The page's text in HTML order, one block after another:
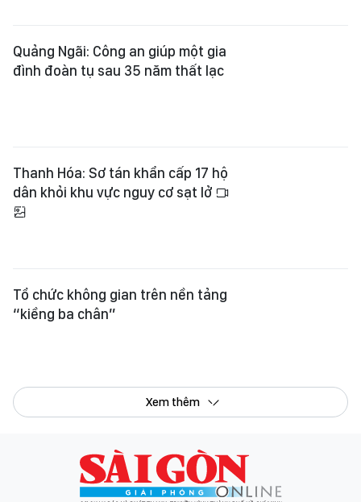
Quảng Ngãi: Công an giúp một gia
đình đoàn tụ sau 35 năm thất lạc
Thanh Hóa: Sơ tán khẩn cấp 17 hộ
dân khỏi khu vực nguy cơ sạt lở
Tổ chức không gian trên nền tảng
“kiềng ba chân”
Xem thêm